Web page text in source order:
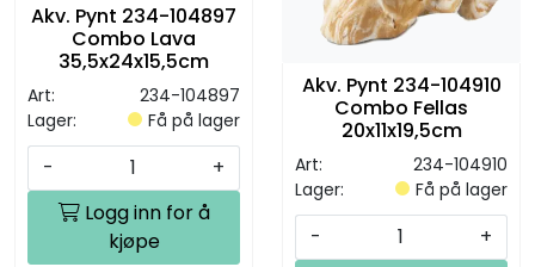
Akv. Pynt 234-104897
Combo Lava
35,5x24x15,5cm
Art:
234-104897
Lager:
Få på lager
-
+
Logg inn for å
kjøpe
Akv. Pynt 234-104910
Combo Fellas
20x11x19,5cm
Art:
234-104910
Lager:
Få på lager
- +